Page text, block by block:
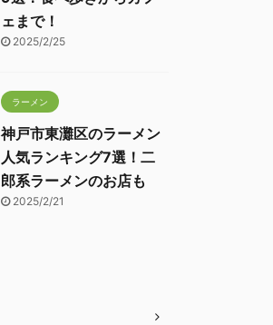
ェまで！
2025/2/25
ラーメン
神戸市東灘区のラーメン
人気ランキング7選！二
郎系ラーメンのお店も
2025/2/21